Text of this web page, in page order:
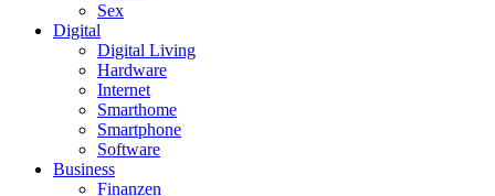
Sex
Digital
Digital Living
Hardware
Internet
Smarthome
Smartphone
Software
Business
Finanzen